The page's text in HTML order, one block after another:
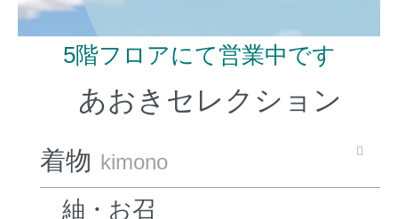
5階フロアにて営業中です
あおきセレクション
着物 kimono
紬・お召